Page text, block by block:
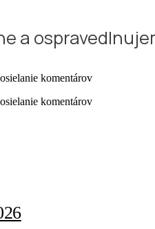
a
komentárov
komentárov